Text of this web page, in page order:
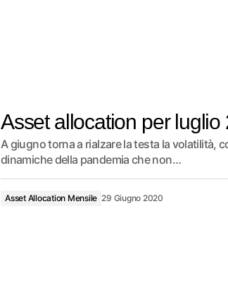
Asset allocation per luglio
A giugno torna a rialzare la testa la volatilità,
dinamiche della pandemia che non…
Asset Allocation Mensile 29 Giugno 2020